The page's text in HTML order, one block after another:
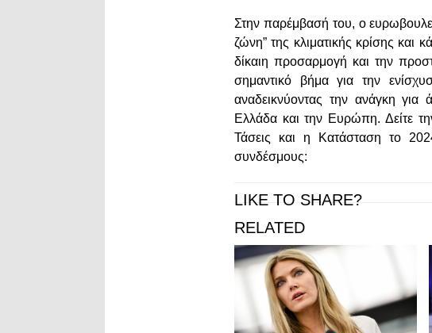
Στην παρέμβασή του, ο
ζώνη” της κλιματικής κρίσης και
δίκαιη προσαρμογή και την
σημαντικό βήμα για την
αναδεικνύοντας την ανάγκη για
Ελλάδα και την Ευρώπη. Δείτε
Τάσεις και η Κατάσταση το
συνδέσμους:
LIKE TO SHARE?
RELATED